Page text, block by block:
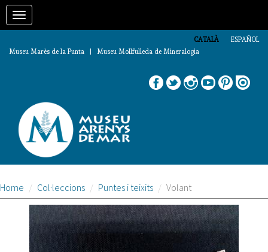
Vés
contingutToggle
ESPAÑOL
CATALÀ
Museu Marès de la Punta | Museu Mollfulleda de Mineralogia
Home Col·leccions Puntes i teixits Volant